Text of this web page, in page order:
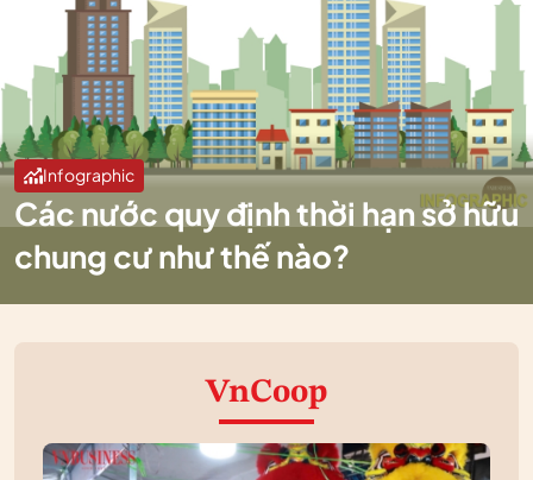
Infographic
Các nước quy định thời hạn sở hữu
chung cư như thế nào?
VnCoop